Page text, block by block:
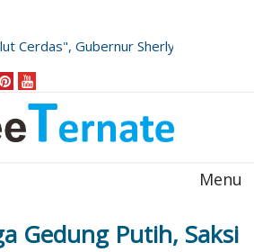
Cerdas", Gubernur Sherly
SDM
Menu
Gedung Putih, Saksi